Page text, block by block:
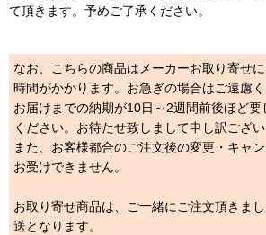
て頂きます。予めご了承ください。
なお、こちらの商品はメーカーお取り寄せ
時間がかかります。お急ぎの場合はご遠慮く
お届けまでの納期が10日～2週間前後ほど
ください。お待たせ致しまして申し訳ござい
また、お客様都合のご注文後の変更・キャ
お受けできません。
お取り寄せ商品は、ご一緒にご注文頂きま
送となります。